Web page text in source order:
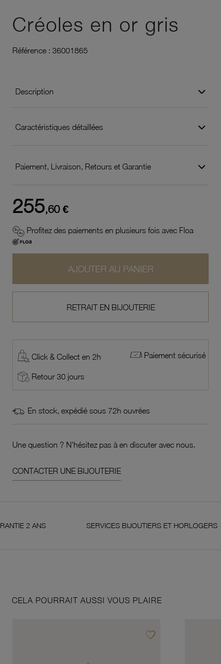
Créoles en or gris
Référence : 36001865
Description
Caractéristiques détaillées
Paiement, Livraison, Retours et Garantie
255,60 €
Profitez des paiements en plusieurs fois avec Floa
AJOUTER AU PANIER
RETRAIT EN BIJOUTERIE
Click & Collect en 2h Paiement sécurisé
Retour 30 jours
En stock, expédié sous 72h ouvrées
Une question ? N'hésitez pas à en discuter avec nous.
CONTACTER UNE BIJOUTERIE
SERVICES BIJOUTIERS ET HORLOGERS
CELA POURRAIT AUSSI VOUS PLAIRE
favorite_borderAjouter à vos favoris